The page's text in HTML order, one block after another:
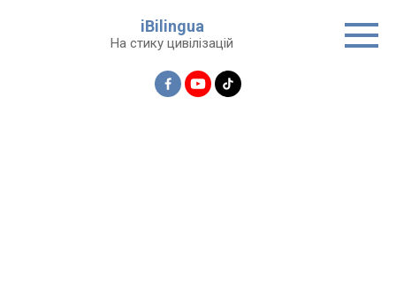
iBilingua
На стику цивілізацій